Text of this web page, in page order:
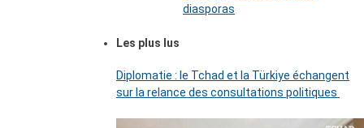
diasporas
Les plus lus
Diplomatie : le Tchad et la Türkiye échangent
sur la relance des consultations politiques